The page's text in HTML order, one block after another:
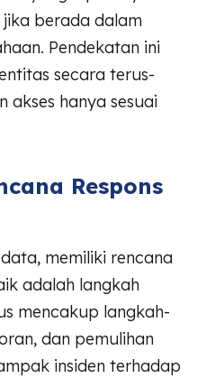
berada dalam
Pendekatan ini
secara terus-
akses hanya sesuai
Respons
memiliki rencana
adalah langkah
mencakup langkah-
dan pemulihan
insiden terhadap